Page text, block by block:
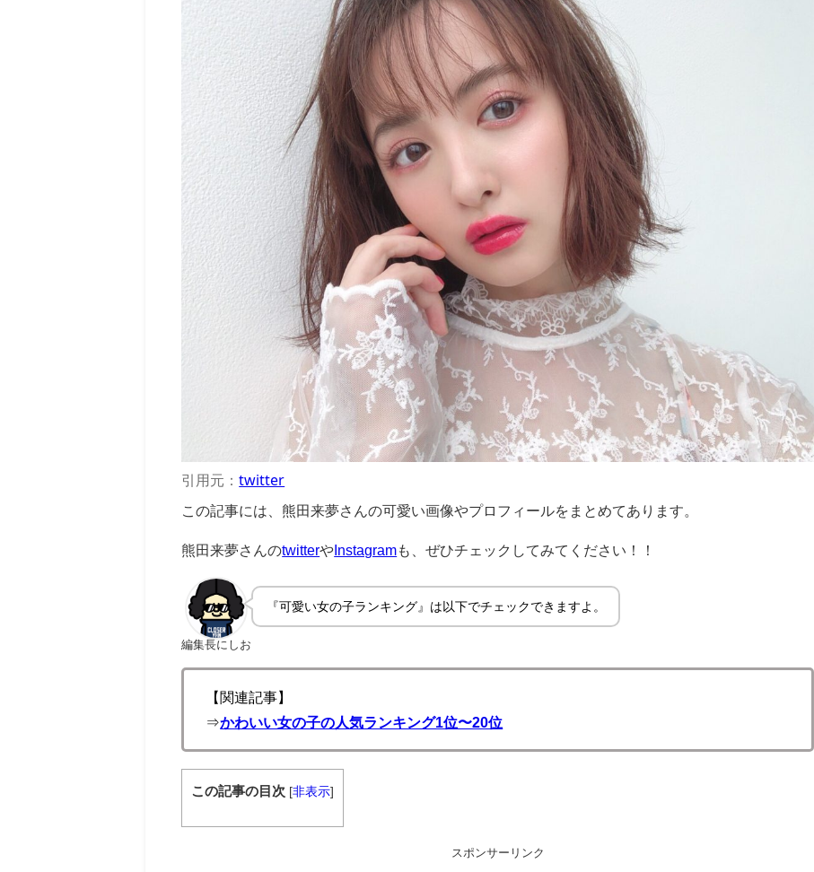
引用元：twitter
この記事には、熊田来夢さんの可愛い画像やプロフィールをまとめてあります。
熊田来夢さんのtwitterや Instagramも、ぜひチェックしてみてください！！
編集長にしお
『可愛い女の子ランキング』は以下でチェックできますよ。
【関連記事】
⇒かわいい女の子の人気ランキング1位〜20位
この記事の目次 [非表示]
スポンサーリンク